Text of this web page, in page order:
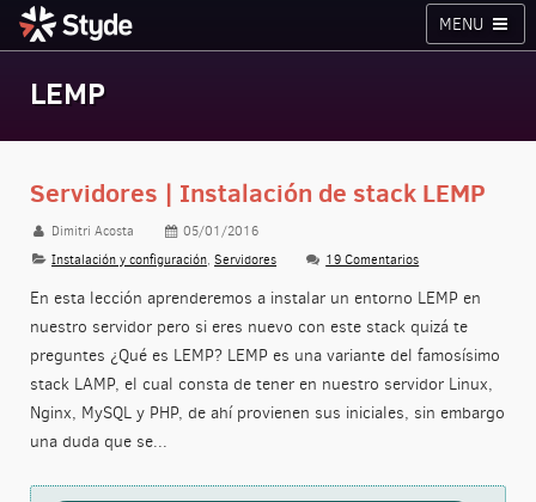
MENU
LEMP
Servidores | Instalación de stack LEMP
Dimitri Acosta
05/01/2016
Instalación y configuración,Servidores 19 Comentarios
En esta lección aprenderemos a instalar un entorno LEMP en
nuestro servidor pero si eres nuevo con este stack quizá te
preguntes ¿Qué es LEMP? LEMP es una variante del famosísimo
stack LAMP, el cual consta de tener en nuestro servidor Linux,
Nginx, MySQL y PHP, de ahí provienen sus iniciales, sin embargo
una duda que se...